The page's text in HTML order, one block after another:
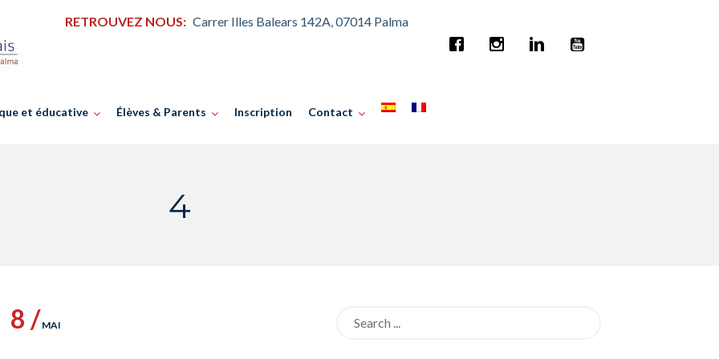
RETROUVEZ NOUS: Carrer Illes Balears 142A, 07014 Palma
et éducative Élèves & Parents Inscription Contact
4
8 / MAI